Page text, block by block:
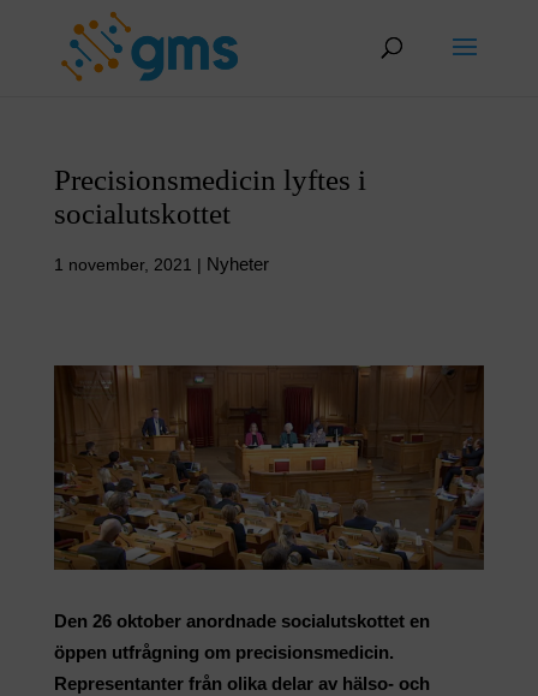
Precisionsmedicin lyftes i
socialutskottet
1 november, 2021 | Nyheter
Den 26 oktober anordnade socialutskottet en
öppen utfrågning om precisionsmedicin.
Representanter från olika delar av hälso- och